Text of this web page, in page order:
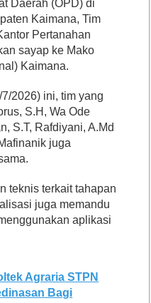
Daerah (OPD) di
Kaimana, Tim
Pertanahan
sayap ke Mako
Kaimana.
2026) ini, tim yang
S.H, ⁠Wa Ode
S.T, ⁠Rafdiyani, A.Md
juga
teknis terkait tahapan
juga memandu
aplikasi
Agraria STPN
Bagi